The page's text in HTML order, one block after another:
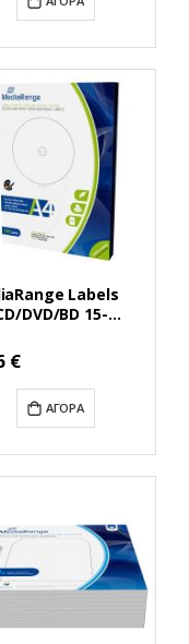
Labels
DVD/BD 15-
(MRINK130)
€
ΑΓΟΡΆ